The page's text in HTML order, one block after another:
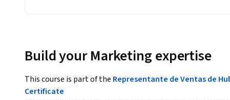
Build your Marketing expertise
This course is part of the Representante de Ventas de
Certificate